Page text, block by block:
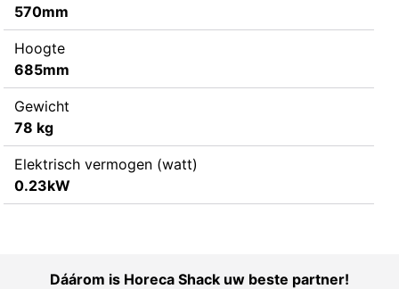
570mm
Hoogte
685mm
Gewicht
78 kg
Elektrisch vermogen (watt)
0.23kW
Dáárom is Horeca Shack uw beste partner!